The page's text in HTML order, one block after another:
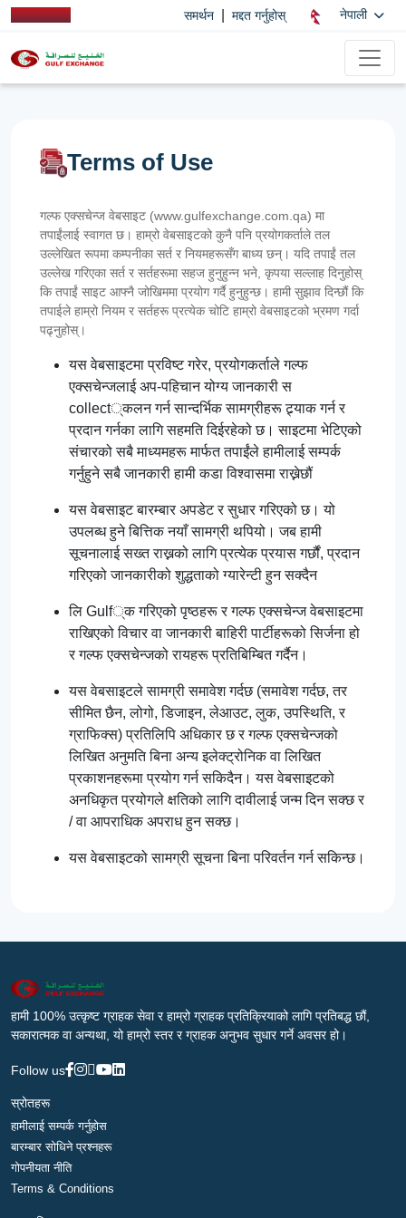
समर्थन मद्दत गर्नुहोस् नेपाली
Terms of Use
गल्फ एक्सचेन्ज वेबसाइट (www.gulfexchange.com.qa) मा
तपाईंलाई स्वागत छ। हाम्रो वेबसाइटको कुनै पनि प्रयोगकर्ताले तल
उल्लेखित रूपमा कम्पनीका सर्त र नियमहरूसँग बाध्य छन्। यदि तपाईं तल
उल्लेख गरिएका सर्त र सर्तहरूमा सहज हुनुहुन्न भने, कृपया सल्लाह दिनुहोस्
कि तपाईं साइट आफ्नै जोखिममा प्रयोग गर्दै हुनुहुन्छ। हामी सुझाव दिन्छौं कि
तपाईले हाम्रो नियम र सर्तहरू प्रत्येक चोटि हाम्रो वेबसाइटको भ्रमण गर्दा
पढ्नुहोस्।
यस वेबसाइटमा प्रविष्ट गरेर, प्रयोगकर्ताले गल्फ
एक्सचेन्जलाई अप-पहिचान योग्य जानकारी स
collect्कलन गर्न सान्दर्भिक सामग्रीहरू ट्र्याक गर्न र
प्रदान गर्नका लागि सहमति दिईरहेको छ। साइटमा भेटिएको
संचारको सबै माध्यमहरू मार्फत तपाईंले हामीलाई सम्पर्क
गर्नुहुने सबै जानकारी हामी कडा विश्वासमा राख्नेछौं
यस वेबसाइट बारम्बार अपडेट र सुधार गरिएको छ। यो
उपलब्ध हुने बित्तिक नयाँ सामग्री थपियो। जब हामी
सूचनालाई सख्त राख्नको लागि प्रत्येक प्रयास गर्छौं, प्रदान
गरिएको जानकारीको शुद्धताको ग्यारेन्टी हुन सक्दैन
लि Gulf्क गरिएको पृष्ठहरू र गल्फ एक्सचेन्ज वेबसाइटमा
राखिएको विचार वा जानकारी बाहिरी पार्टीहरूको सिर्जना हो
र गल्फ एक्सचेन्जको रायहरू प्रतिबिम्बित गर्दैन।
यस वेबसाइटले सामग्री समावेश गर्दछ (समावेश गर्दछ, तर
सीमित छैन, लोगो, डिजाइन, लेआउट, लुक, उपस्थिति, र
ग्राफिक्स) प्रतिलिपि अधिकार छ र गल्फ एक्सचेन्जको
लिखित अनुमति बिना अन्य इलेक्ट्रोनिक वा लिखित
प्रकाशनहरूमा प्रयोग गर्न सकिदैन। यस वेबसाइटको
अनधिकृत प्रयोगले क्षतिको लागि दावीलाई जन्म दिन सक्छ र
/ वा आपराधिक अपराध हुन सक्छ।
यस वेबसाइटको सामग्री सूचना बिना परिवर्तन गर्न सकिन्छ।
हामी 100% उत्कृष्ट ग्राहक सेवा र हाम्रो ग्राहक प्रतिक्रियाको लागि प्रतिबद्ध छौं,
सकारात्मक वा अन्यथा, यो हाम्रो स्तर र ग्राहक अनुभव सुधार गर्ने अवसर हो।
Follow us
स्रोतहरू
हामीलाई सम्पर्क गर्नुहोस
बारम्बार सोधिने प्रश्नहरू
गोपनीयता नीति
Terms & Conditions